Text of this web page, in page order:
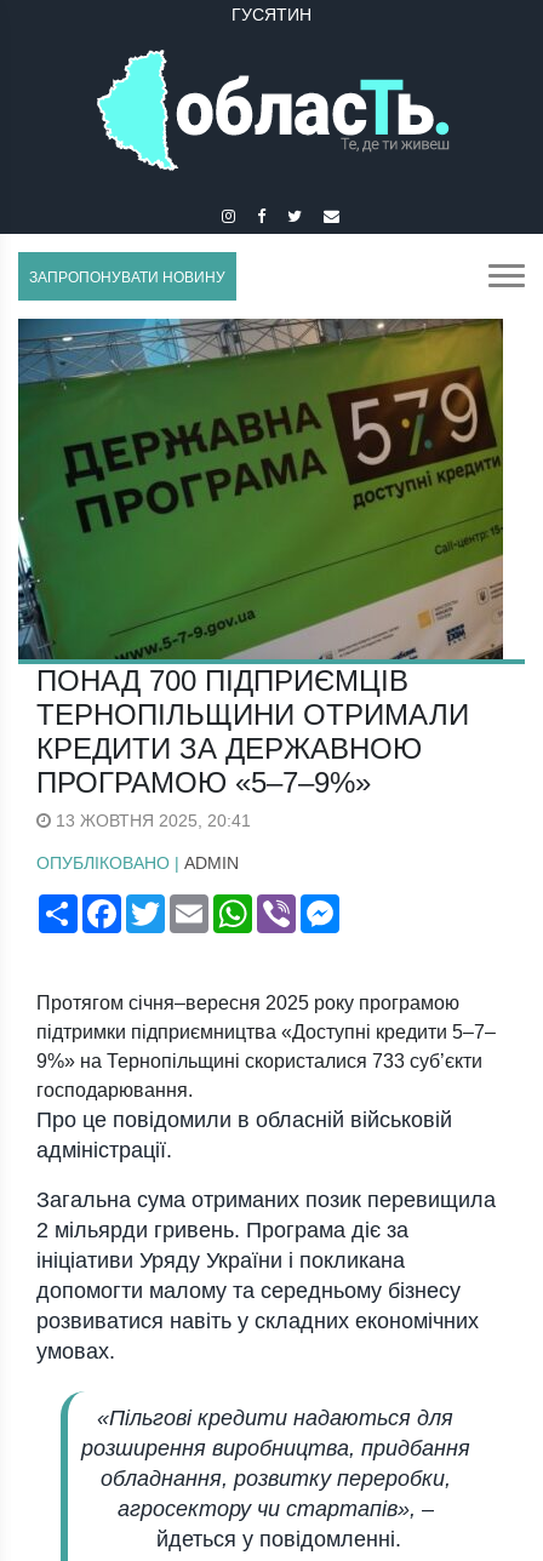
ГУСЯТИН
ЗАПРОПОНУВАТИ НОВИНУ
ПОНАД 700 ПІДПРИЄМЦІВ
ТЕРНОПІЛЬЩИНИ ОТРИМАЛИ
КРЕДИТИ ЗА ДЕРЖАВНОЮ
ПРОГРАМОЮ «5–7–9%»
13 ЖОВТНЯ 2025, 20:41
ОПУБЛІКОВАНО | ADMIN
ПоширитиFacebook
TwitterEmail WhatsApp
Viber
Протягом січня–вересня 2025 року програмою
підтримки підприємництва «Доступні кредити 5–7–
9%» на Тернопільщині скористалися 733 суб’єкти
господарювання.
Про це повідомили в обласній військовій
адміністрації.
Загальна сума отриманих позик перевищила
2 мільярди гривень. Програма діє за
ініціативи Уряду України і покликана
допомогти малому та середньому бізнесу
розвиватися навіть у складних економічних
умовах.
«Пільгові кредити надаються для
розширення виробництва, придбання
обладнання, розвитку переробки,
агросектору чи стартапів», –
йдеться у повідомленні.